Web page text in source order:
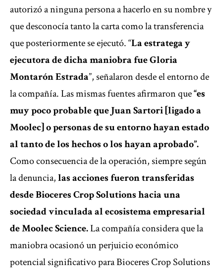
autorizó a ninguna persona a hacerlo en su nombre y
que desconocía tanto la carta como la transferencia
que posteriormente se ejecutó. “La estratega y
ejecutora de dicha maniobra fue Gloria
Montarón Estrada”, señalaron desde el entorno de
la compañía. Las mismas fuentes afirmaron que“es
muy poco probable que Juan Sartori [ligado a
Moolec] o personas de su entorno hayan estado
al tanto de los hechos o los hayan aprobado”.
Como consecuencia de la operación, siempre según
la denuncia,las acciones fueron transferidas
desde Bioceres Crop Solutions hacia una
sociedad vinculada al ecosistema empresarial
de Moolec Science.La compañía considera que la
maniobra ocasionó un perjuicio económico
potencial significativo para Bioceres Crop Solutions